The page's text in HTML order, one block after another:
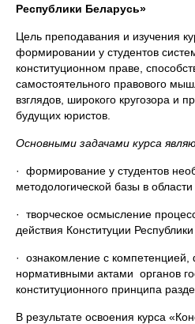
Республики Беларусь»
Цель преподавания и изучения
формировании у студентов
конституционном праве,
самостоятельного правового
взглядов, широкого кругозора и
будущих юристов.
Основными задачами курса
· формирование у студентов
методологической базы в
· творческое осмысление
действия Конституции
· ознакомление с
нормативными актами органов
конституционного принципа
В результате освоения курса